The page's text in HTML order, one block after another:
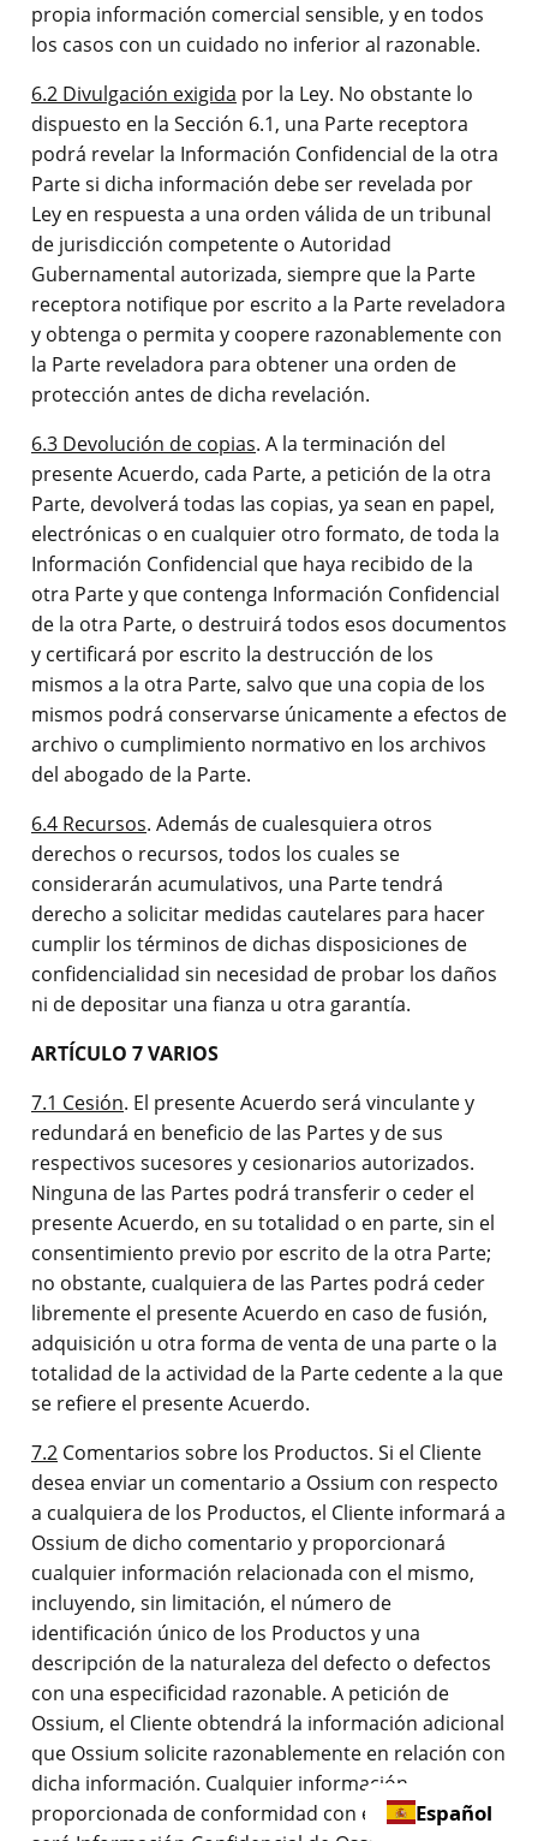
propia información comercial sensible, y en todos
los casos con un cuidado no inferior al razonable.
6.2 Divulgación exigida por la Ley. No obstante lo
dispuesto en la Sección 6.1, una Parte receptora
podrá revelar la Información Confidencial de la otra
Parte si dicha información debe ser revelada por
Ley en respuesta a una orden válida de un tribunal
de jurisdicción competente o Autoridad
Gubernamental autorizada, siempre que la Parte
receptora notifique por escrito a la Parte reveladora
y obtenga o permita y coopere razonablemente con
la Parte reveladora para obtener una orden de
protección antes de dicha revelación.
6.3 Devolución de copias. A la terminación del
presente Acuerdo, cada Parte, a petición de la otra
Parte, devolverá todas las copias, ya sean en papel,
electrónicas o en cualquier otro formato, de toda la
Información Confidencial que haya recibido de la
otra Parte y que contenga Información Confidencial
de la otra Parte, o destruirá todos esos documentos
y certificará por escrito la destrucción de los
mismos a la otra Parte, salvo que una copia de los
mismos podrá conservarse únicamente a efectos de
archivo o cumplimiento normativo en los archivos
del abogado de la Parte.
6.4 Recursos. Además de cualesquiera otros
derechos o recursos, todos los cuales se
considerarán acumulativos, una Parte tendrá
derecho a solicitar medidas cautelares para hacer
cumplir los términos de dichas disposiciones de
confidencialidad sin necesidad de probar los daños
ni de depositar una fianza u otra garantía.
ARTÍCULO 7 VARIOS
7.1 Cesión. El presente Acuerdo será vinculante y
redundará en beneficio de las Partes y de sus
respectivos sucesores y cesionarios autorizados.
Ninguna de las Partes podrá transferir o ceder el
presente Acuerdo, en su totalidad o en parte, sin el
consentimiento previo por escrito de la otra Parte;
no obstante, cualquiera de las Partes podrá ceder
libremente el presente Acuerdo en caso de fusión,
adquisición u otra forma de venta de una parte o la
totalidad de la actividad de la Parte cedente a la que
se refiere el presente Acuerdo.
7.2 Comentarios sobre los Productos. Si el Cliente
desea enviar un comentario a Ossium con respecto
a cualquiera de los Productos, el Cliente informará a
Ossium de dicho comentario y proporcionará
cualquier información relacionada con el mismo,
incluyendo, sin limitación, el número de
identificación único de los Productos y una
descripción de la naturaleza del defecto o defectos
con una especificidad razonable. A petición de
Ossium, el Cliente obtendrá la información adicional
que Ossium solicite razonablemente en relación con
dicha información. Cualquier información
proporcionada de conformidad con esta Sección
Español